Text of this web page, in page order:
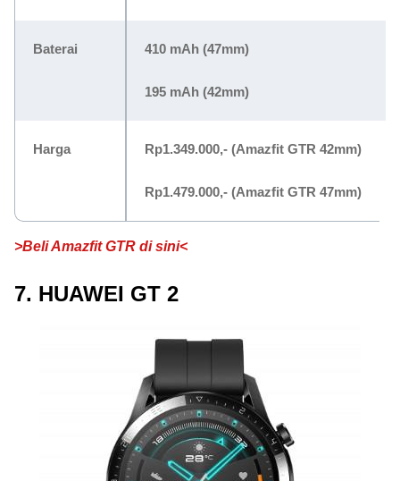
Baterai 410 mAh (47mm)
195 mAh (42mm)
Harga Rp1.349.000,- (Amazfit GTR 42mm)
Rp1.479.000,- (Amazfit GTR 47mm)
>Beli Amazfit GTR di sini<
7. HUAWEI GT 2